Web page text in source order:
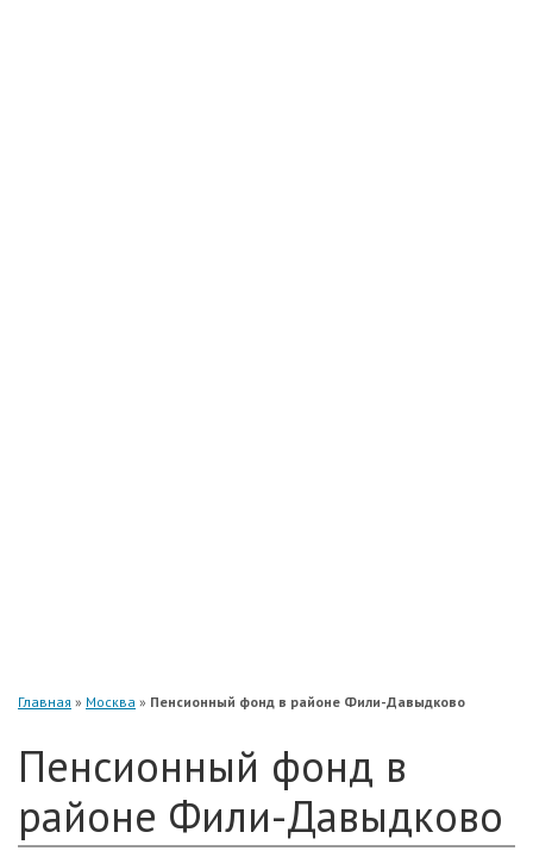
Главная » Москва » Пенсионный фонд в районе Фили-Давыдково
Пенсионный фонд в
районе Фили-Давыдково